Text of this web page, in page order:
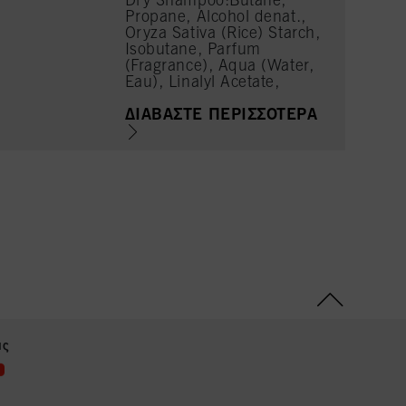
Propane, Alcohol denat.,
Oryza Sativa (Rice) Starch,
Isobutane, Parfum
(Fragrance), Aqua (Water,
Eau), Linalyl Acetate,
Acetyloctahydronaphthalen
es, Cetrimonium Chloride
ΔΙΑΒΆΣΤΕ ΠΕΡΙΣΣΌΤΕΡΑ